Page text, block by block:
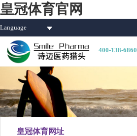
皇冠体育官网
Language
400-138-6860
皇冠体育网址